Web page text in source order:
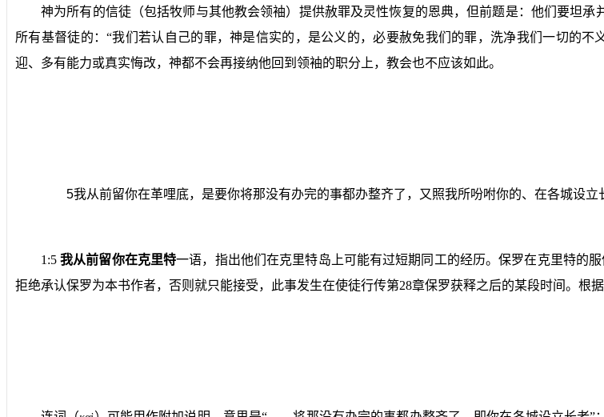
神为所有的信徒（包括牧师与其他教会领袖）提供赦罪及灵性恢复的恩典，但前题是：他们要坦
所有基督徒的：“我们若认自己的罪，神是信实的，是公义的，必要赦免我们的罪，洗净我们一切的不
迎、多有能力或真实悔改，神都不会再接纳他回到领袖的职分上，教会也不应该如此。
5我从前留你在革哩底，是要你将那没有办完的事都办整齐了，又照我所吩咐你的、在各城设立
1:5我从前留你在克里特一语，指出他们在克里特岛上可能有过短期同工的经历。保罗在克里特的
拒绝承认保罗为本书作者，否则就只能接受，此事发生在使徒行传第28章保罗获释之后的某段时间。根